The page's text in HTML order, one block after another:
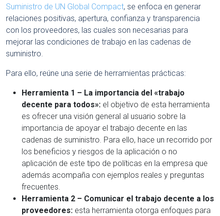
Suministro de UN Global Compact, se enfoca en generar
relaciones positivas, apertura, confianza y transparencia
con los proveedores, las cuales son necesarias para
mejorar las condiciones de trabajo en las cadenas de
suministro.
Para ello, reúne una serie de herramientas prácticas:
Herramienta 1 – La importancia del «trabajo
decente para todos»: el objetivo de esta herramienta
es ofrecer una visión general al usuario sobre la
importancia de apoyar el trabajo decente en las
cadenas de suministro. Para ello, hace un recorrido por
los beneficios y riesgos de la aplicación o no
aplicación de este tipo de políticas en la empresa que
además acompaña con ejemplos reales y preguntas
frecuentes.
Herramienta 2 – Comunicar el trabajo decente a los
proveedores: esta herramienta otorga enfoques para